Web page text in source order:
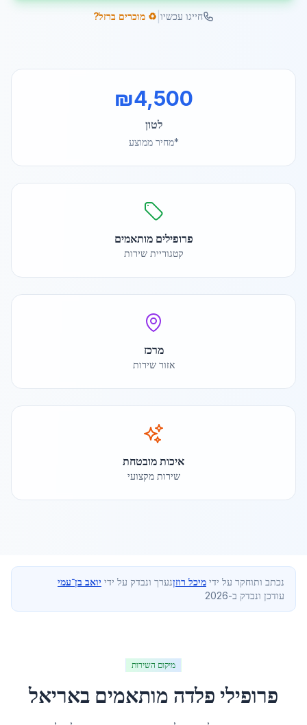
חייגו עכשיו ♻️ מוכרים ברזל?
₪4,500
לטון
*מחיר ממוצע
פרופילים מותאמים
קטגוריית שירות
מרכז
אזור שירות
איכות מובטחת
שירות מקצועי
נכתב ותוחקר על ידי מיכל רוזןנערך ונבדק על ידי יואב בן־עמי
עודכן ונבדק ב-2026
מיקום השירות
פרופילי פלדה מותאמים באריאל